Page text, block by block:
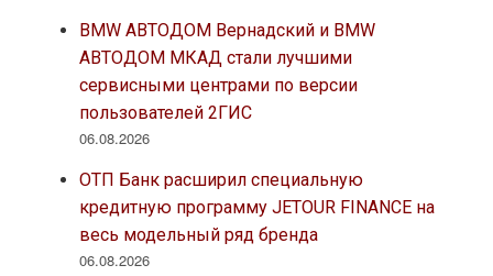
BMW АВТОДОМ Вернадский и BMW
АВТОДОМ МКАД стали лучшими
сервисными центрами по версии
пользователей 2ГИС
06.08.2026
ОТП Банк расширил специальную
кредитную программу JETOUR FINANCE на
весь модельный ряд бренда
06.08.2026